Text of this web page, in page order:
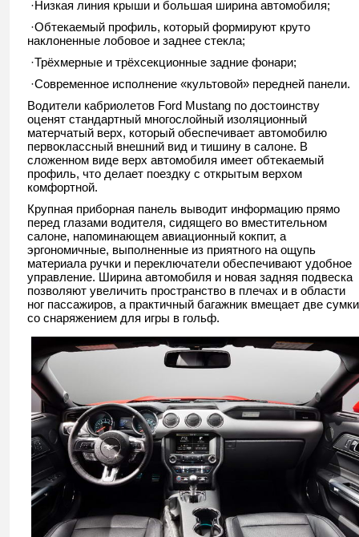
​ ·Низкая линия крыши и большая ширина автомобиля;
​ ·Обтекаемый профиль, который формируют круто
наклоненные лобовое и заднее стекла;
​ ·Трёхмерные и трёхсекционные задние фонари;
​ ·Современное исполнение «культовой» передней панели.
Водители кабриолетов Ford Mustang по достоинству
оценят стандартный многослойный изоляционный
матерчатый верх, который обеспечивает автомобилю
первоклассный внешний вид и тишину в салоне. В
сложенном виде верх автомобиля имеет обтекаемый
профиль, что делает поездку с открытым верхом
комфортной.
Крупная приборная панель выводит информацию прямо
перед глазами водителя, сидящего во вместительном
салоне, напоминающем авиационный кокпит, а
эргономичные, выполненные из приятного на ощупь
материала ручки и переключатели обеспечивают удобное
управление. Ширина автомобиля и новая задняя подвеска
позволяют увеличить пространство в плечах и в области
ног пассажиров, а практичный багажник вмещает две сумки
со снаряжением для игры в гольф.